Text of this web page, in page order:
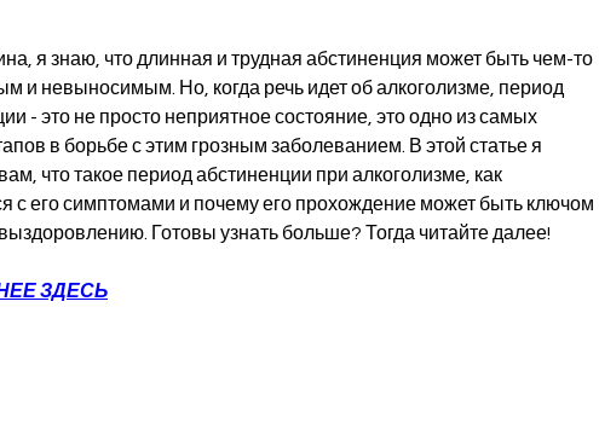
я знаю, что длинная и трудная абстиненция может быть чем-то
и невыносимым. Но, когда речь идет об алкоголизме, период
- это не просто неприятное состояние, это одно из самых
в борьбе с этим грозным заболеванием. В этой статье я
что такое период абстиненции при алкоголизме, как
с его симптомами и почему его прохождение может быть ключом
Готовы узнать больше? Тогда читайте далее!
ЗДЕСЬ